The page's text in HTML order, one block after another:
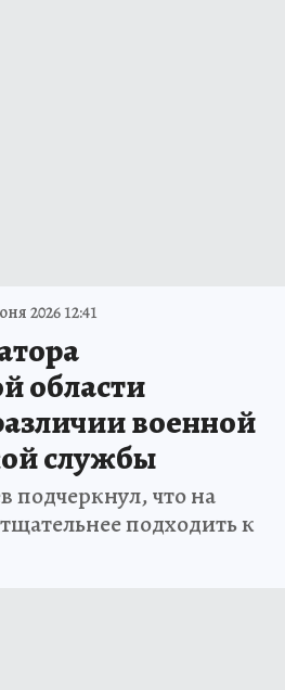
2026 12:41
области
военной
службы
подчеркнул, что на
подходить к